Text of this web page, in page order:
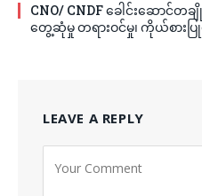
CNO/ CNDF ခေါင်းဆောင်တ
တွေ့ဆုံမှု တရားဝင်မှု၊ ကိုယ်စားပ
LEAVE A REPLY